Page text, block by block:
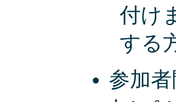
付け
する
参加